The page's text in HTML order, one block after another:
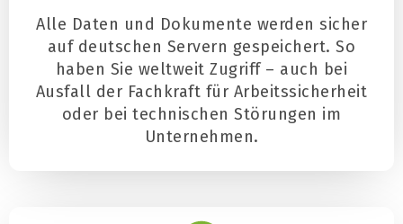
Alle Daten und Dokumente werden sicher
auf deutschen Servern gespeichert. So
haben Sie weltweit Zugriff – auch bei
Ausfall der Fachkraft für Arbeitssicherheit
oder bei technischen Störungen im
Unternehmen.